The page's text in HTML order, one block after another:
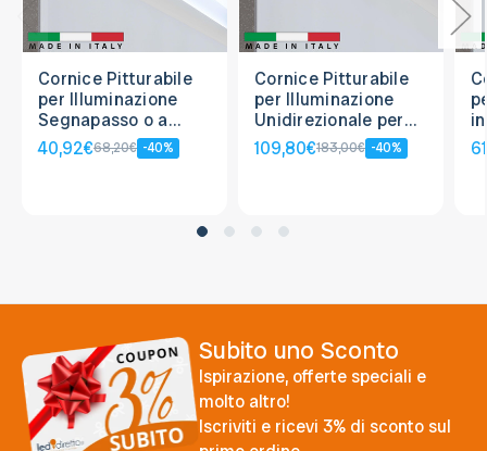
Cornice Pitturabile
per Illuminazione
Segnapasso o a
Soffitto per Strisce
LED - 2m
40,92€68,20€ -40%
Cornice Pitturabile
per Illuminazione
Unidirezionale per
Strisce LED - 2m
109,80€183,00€ -40%
Subito uno Sconto
Ispirazione, offerte speciali e
molto altro!
Iscriviti e ricevi 3% di sconto sul